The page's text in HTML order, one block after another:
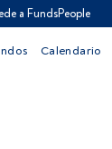
a FundsPeople
Calendario